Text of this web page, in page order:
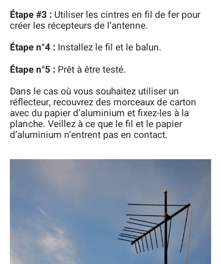
Étape #3 : Utiliser les cintres en fil de fer pour
créer les récepteurs de l’antenne.
Étape n°4 : Installez le fil et le balun.
Étape n°5 : Prêt à être testé.
Dans le cas où vous souhaitez utiliser un
réflecteur, recouvrez des morceaux de carton
avec du papier d’aluminium et fixez-les à la
planche. Veillez à ce que le fil et le papier
d’aluminium n’entrent pas en contact.